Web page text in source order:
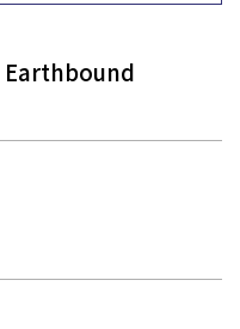
Earthbound